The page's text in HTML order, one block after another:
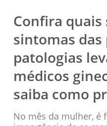
Confira quais
sintomas
patologias
médicos
saiba como
No mês da mulher, é